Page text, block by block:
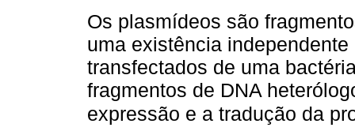
Os plasmídeos são
uma existência
transfectados de uma
fragmentos de DNA
expressão e a tradução da